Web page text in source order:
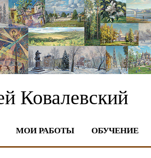
Ковалевский
МОИ РАБОТЫ ОБУЧЕНИЕ